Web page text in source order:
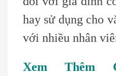
hay sử dụng cho
với nhiều nhân
Xem Thêm